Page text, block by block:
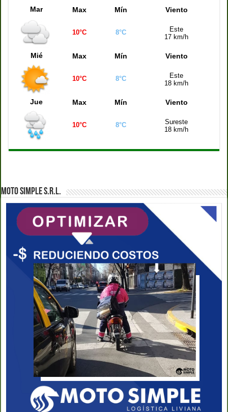
Quiniela Montevideo (21:00 hs)
Mar Max Mín Viento
10°C 8°C
Este
17 km/h
Mié Max Mín Viento
10°C 8°C
Este
18 km/h
Jue Max Mín Viento
10°C 8°C
Sureste
18 km/h
MOTO SIMPLE S.R.L.